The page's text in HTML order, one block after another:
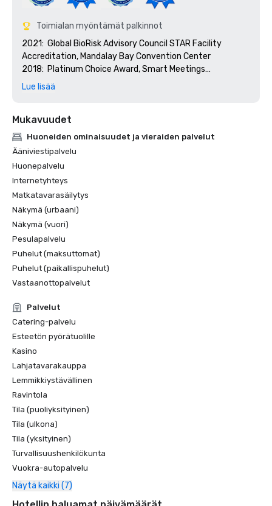
Toimialan myöntämät palkinnot
2021:  Global BioRisk Advisory Council STAR Facility
Accreditation, Mandalay Bay Convention Center
2018:  Platinum Choice Award, Smart Meetings
2018:  Best Of Award, Meetings Today
2016:  Best Convention Center Hotel, Smart Meetings
2016:  Gold Key Award, Meetings & Conventions
Successful Meetings
2016:  Best of Award, Meetings Today
Lue lisää
Mukavuudet
Huoneiden ominaisuudet ja vieraiden palvelut
Ääniviestipalvelu
Huonepalvelu
Internetyhteys
Matkatavarasäilytys
Näkymä (urbaani)
Näkymä (vuori)
Pesulapalvelu
Puhelut (maksuttomat)
Puhelut (paikallispuhelut)
Vastaanottopalvelut
Palvelut
Catering-palvelu
Esteetön pyörätuolille
Kasino
Lahjatavarakauppa
Lemmikkiystävällinen
Ravintola
Tila (puoliyksityinen)
Tila (ulkona)
Tila (yksityinen)
Turvallisuushenkilökunta
Vuokra-autopalvelu
Näytä kaikki (7)